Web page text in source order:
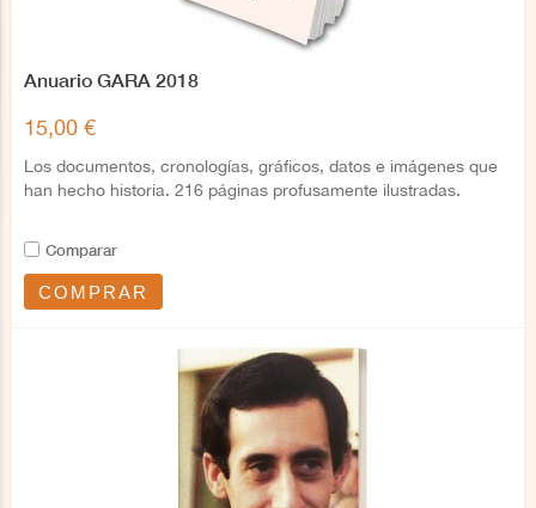
Anuario GARA 2018
15,00 €
Los documentos, cronologías, gráficos, datos e imágenes que
han hecho historia. 216 páginas profusamente ilustradas.
Comparar
COMPRAR